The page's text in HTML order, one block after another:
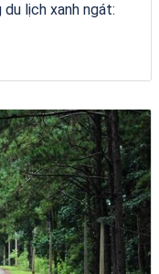
lịch xanh ngát: